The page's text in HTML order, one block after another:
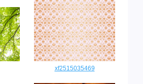
xf2515035469